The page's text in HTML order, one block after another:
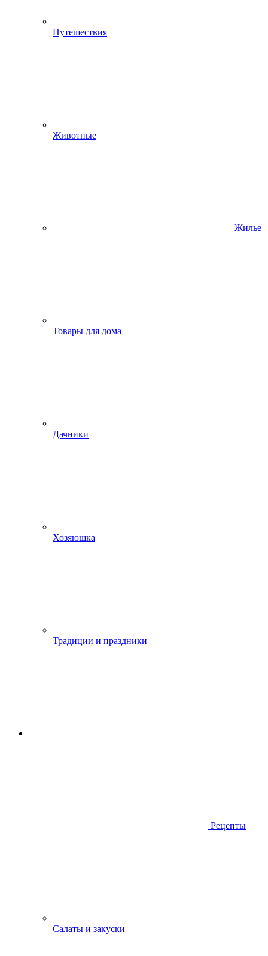
Путешествия
Животные
Жилье
Товары для дома
Дачники
Хозяюшка
Традиции и праздники
Рецепты
Салаты и закуски